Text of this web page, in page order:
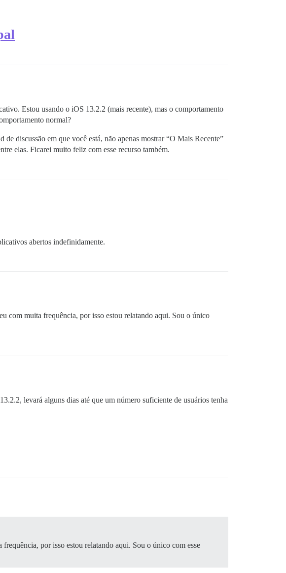
Estou usando o iOS 13.2.2 (mais recente), mas o comportamento
normal?
discussão em que você está, não apenas mostrar “O Mais Recente”
elas. Ficarei muito feliz com esse recurso também.
abertos indefinidamente.
com muita frequência, por isso estou relatando aqui. Sou o único
levará alguns dias até que um número suficiente de usuários tenha
por isso estou relatando aqui. Sou o único com esse